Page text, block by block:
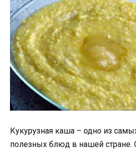
Кукурузная каша – одно из
полезных блюд в нашей стране.